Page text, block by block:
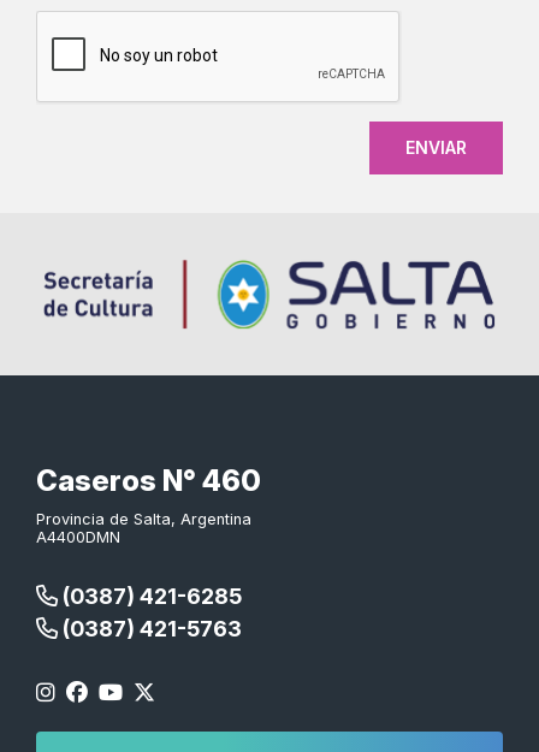
CAPTCHA
Caseros N° 460
Provincia de Salta, Argentina
A4400DMN
(0387) 421-6285
(0387) 421-5763